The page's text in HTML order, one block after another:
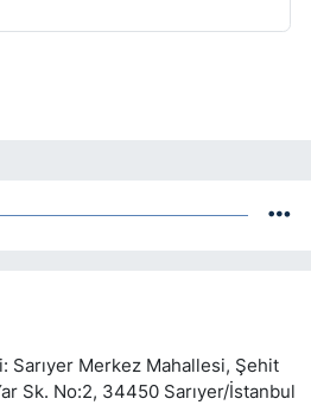
Sarıyer Merkez Mahallesi, Şehit
Sk. No:2, 34450 Sarıyer/İstanbul